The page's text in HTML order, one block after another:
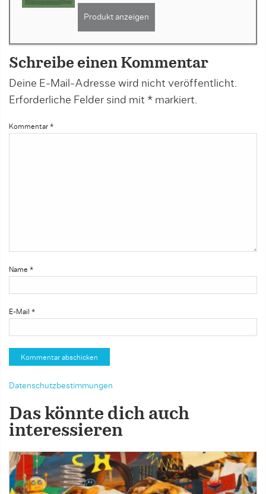
Produkt anzeigen
Schreibe einen Kommentar
Deine E-Mail-Adresse wird nicht veröffentlicht.
Erforderliche Felder sind mit * markiert.
Kommentar *
Name *
E-Mail *
Datenschutzbestimmungen
Das könnte dich auch
interessieren